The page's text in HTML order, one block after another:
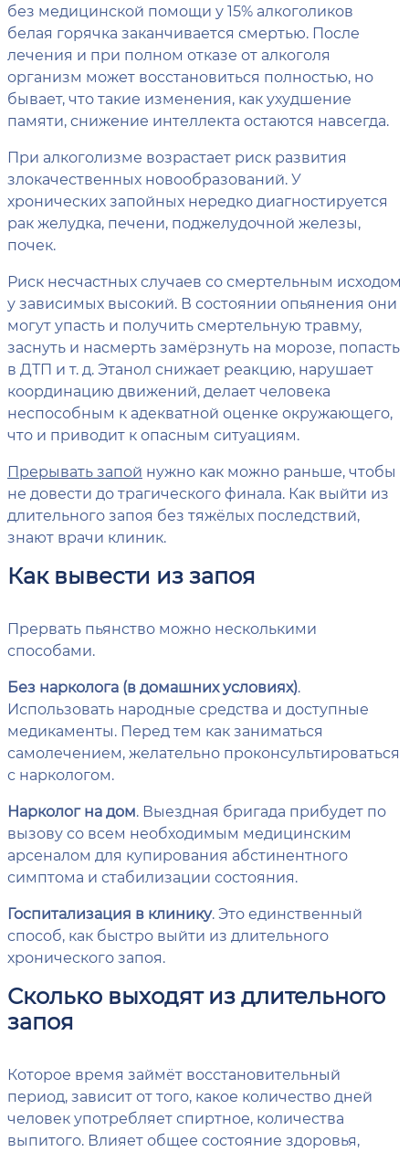
без медицинской помощи у 15% алкоголиков
белая горячка заканчивается смертью. После
лечения и при полном отказе от алкоголя
организм может восстановиться полностью, но
бывает, что такие изменения, как ухудшение
памяти, снижение интеллекта остаются навсегда.
При алкоголизме возрастает риск развития
злокачественных новообразований. У
хронических запойных нередко диагностируется
рак желудка, печени, поджелудочной железы,
почек.
Риск несчастных случаев со смертельным исходом
у зависимых высокий. В состоянии опьянения они
могут упасть и получить смертельную травму,
заснуть и насмерть замёрзнуть на морозе, попасть
в ДТП и т. д. Этанол снижает реакцию, нарушает
координацию движений, делает человека
неспособным к адекватной оценке окружающего,
что и приводит к опасным ситуациям.
Прерывать запой нужно как можно раньше, чтобы
не довести до трагического финала. Как выйти из
длительного запоя без тяжёлых последствий,
знают врачи клиник.
Как вывести из запоя
Прервать пьянство можно несколькими
способами.
Без нарколога (в домашних условиях).
Использовать народные средства и доступные
медикаменты. Перед тем как заниматься
самолечением, желательно проконсультироваться
с наркологом.
Нарколог на дом. Выездная бригада прибудет по
вызову со всем необходимым медицинским
арсеналом для купирования абстинентного
симптома и стабилизации состояния.
Госпитализация в клинику. Это единственный
способ, как быстро выйти из длительного
хронического запоя.
Сколько выходят из длительного
запоя
Которое время займёт восстановительный
период, зависит от того, какое количество дней
человек употребляет спиртное, количества
выпитого. Влияет общее состояние здоровья,